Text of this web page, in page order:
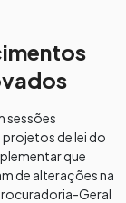
sessões
projetos de lei do
que
de alterações na
Geral